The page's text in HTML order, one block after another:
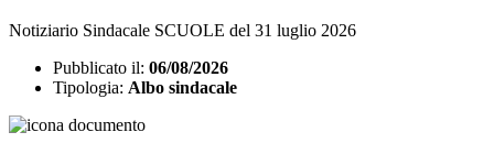
Notiziario Sindacale SCUOLE del 31 luglio 2026
Pubblicato il: 06/08/2026
Tipologia: Albo sindacale